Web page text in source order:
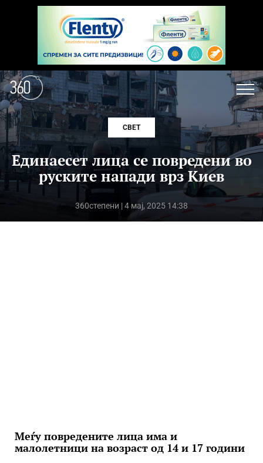
СВЕТ
Единаесет лица се повредени во
руските напади врз Киев
360степени | 4 мај, 2025 14:38
Меѓу повредените лица има и
малолетници на возраст од 14 и 17 години